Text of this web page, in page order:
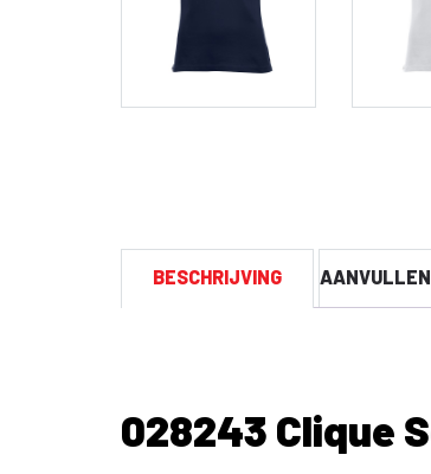
BESCHRIJVING
028243 Clique